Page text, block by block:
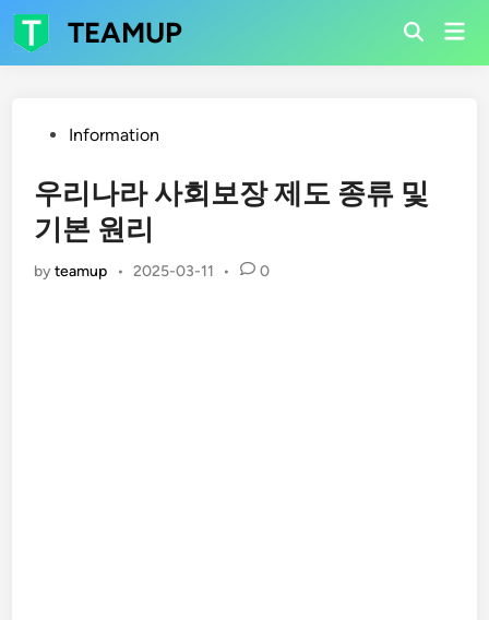
Skip
to
content
TEAMUP
Open
PostedInformation
우리나라 사회보장 제도 종류 및
기본 원리
byteamup • 2025-03-11 • 0